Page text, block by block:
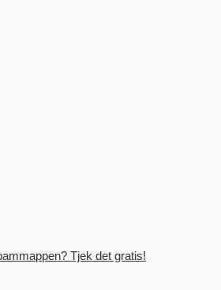
Tjek det gratis!